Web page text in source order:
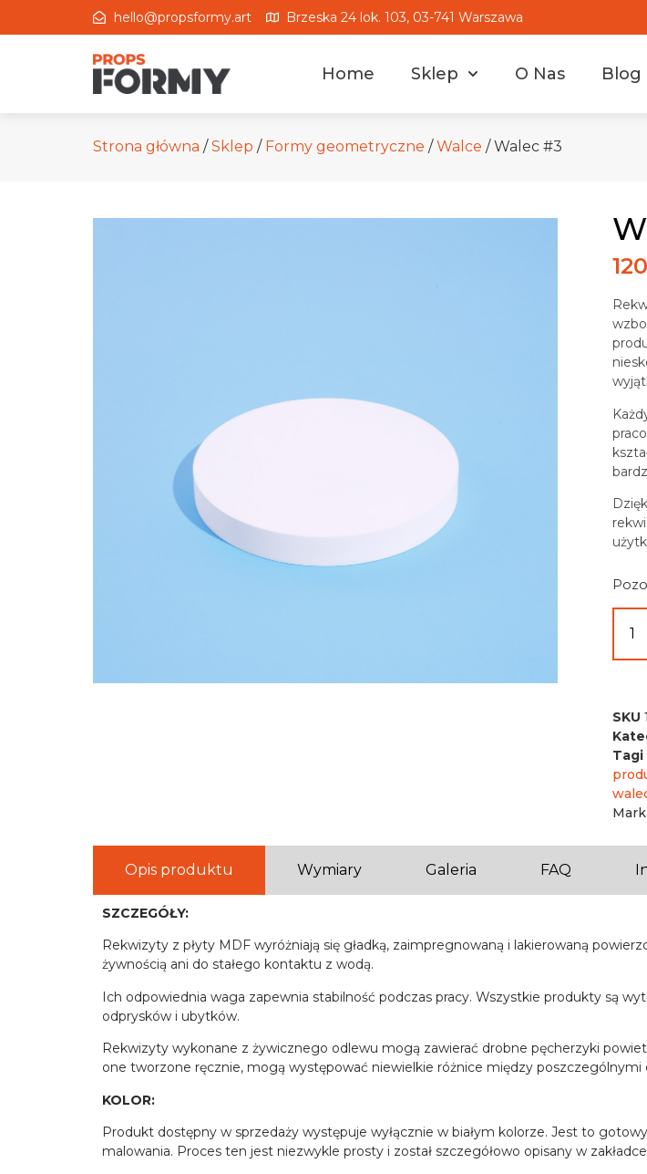
hello@propsformy.art Brzeska 24 lok. 103, 03-741 Warszawa
Home Sklep O Nas Blog
Strona główna /Sklep / Formy geometryczne /Walce / Walec #3
SKU
Tagi
Opis produktu Wymiary Galeria FAQ
SZCZEGÓŁY:
Rekwizyty z płyty MDF wyróżniają się gładką, zaimpregnowaną i lakierowaną
żywnością ani do stałego kontaktu z wodą.
Ich odpowiednia waga zapewnia stabilność podczas pracy. Wszystkie produkty są
odprysków i ubytków.
Rekwizyty wykonane z żywicznego odlewu mogą zawierać drobne pęcherzyki
one tworzone ręcznie, mogą występować niewielkie różnice między poszczególnymi
KOLOR:
Produkt dostępny w sprzedaży występuje wyłącznie w białym kolorze. Jest to
malowania. Proces ten jest niezwykle prosty i został szczegółowo opisany w